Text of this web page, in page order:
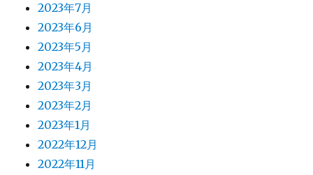
2023年7月
2023年6月
2023年5月
2023年4月
2023年3月
2023年2月
2023年1月
2022年12月
2022年11月